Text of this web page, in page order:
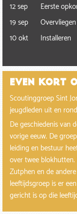
12 sep
Eerste
19 sep
Overvliegen
10 okt
Installeren
Even kort
Scoutinggroep Sint
jeugdleden uit en
De geschiedenis van
vorige eeuw. De
leiding en bestuur
over twee
Zutphen en de
leeftijdsgroep is er
gericht is op die